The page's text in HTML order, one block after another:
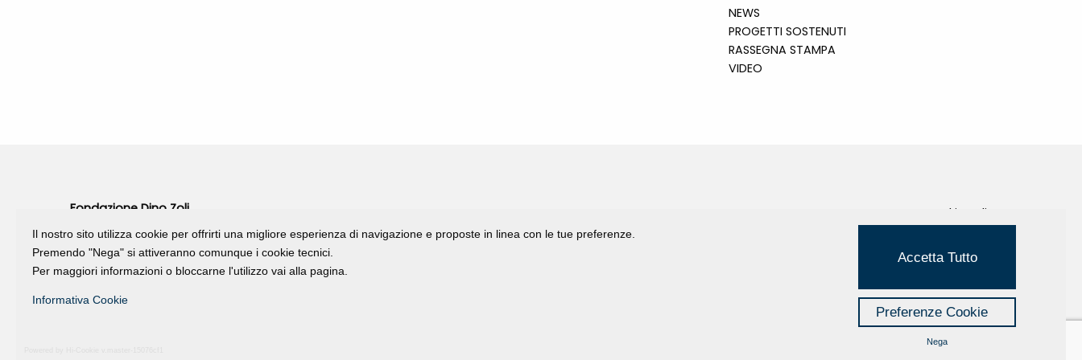
NEWS
PROGETTI SOSTENUTI
RASSEGNA STAMPA
VIDEO
Fondazione Dino Zoli
viale Bologna 288, Forlì
Fondo dot. euro 285.000 i.v.
CF e P.IVA 03692820404
Isc.Reg Per.Giu. n. 10404
Cookie Policy
Managed by Hi-Net
Il nostro sito utilizza cookie per offrirti una migliore esperienza di navigazione e proposte in linea con le tue preferenze.
Premendo "Nega" si attiveranno comunque i cookie tecnici.
Per maggiori informazioni o bloccarne l'utilizzo vai alla pagina.
Informativa Cookie
Accetta Tutto
Preferenze Cookie
Nega